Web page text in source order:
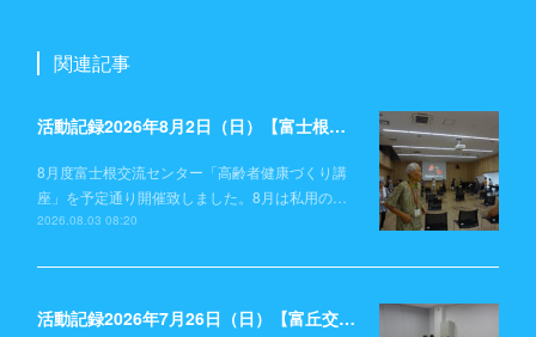
関連記事
活動記録2026年8月2日（日）【富士根交流センター】
8月度富士根交流センター「高齢者健康づくり講
座」を予定通り開催致しました。8月は私用の…
2026.08.03 08:20
活動記録2026年7月26日（日）【富丘交流センター】